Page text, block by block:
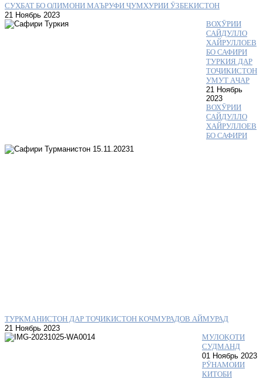
СУҲБАТ БО ОЛИМОНИ МАЪРУФИ ҶУМҲУРИИ ӮЗБЕКИСТОН
21 Ноябрь 2023
ВОХӮРИИ
САЙДУЛЛО
ХАЙРУЛЛОЕВ
БО САФИРИ
ТУРКИЯ ДАР
ТОҶИКИСТОН
УМУТ АҶАР
21 Ноябрь
2023
ВОХӮРИИ
САЙДУЛЛО
ХАЙРУЛЛОЕВ
БО САФИРИ
ТУРКМАНИСТОН ДАР ТОҶИКИСТОН КОЧМУРАДОВ АЙМУРАД
21 Ноябрь 2023
МУЛОҚОТИ
СУДМАНД
01 Ноябрь 2023
РӮНАМОИИ
КИТОБИ